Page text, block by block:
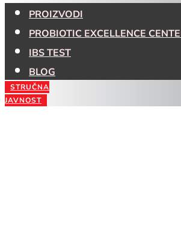
PROIZVODI
PROBIOTIC EXCELLENCE
IBS TEST
BLOG
STRUČNA
JAVNOST